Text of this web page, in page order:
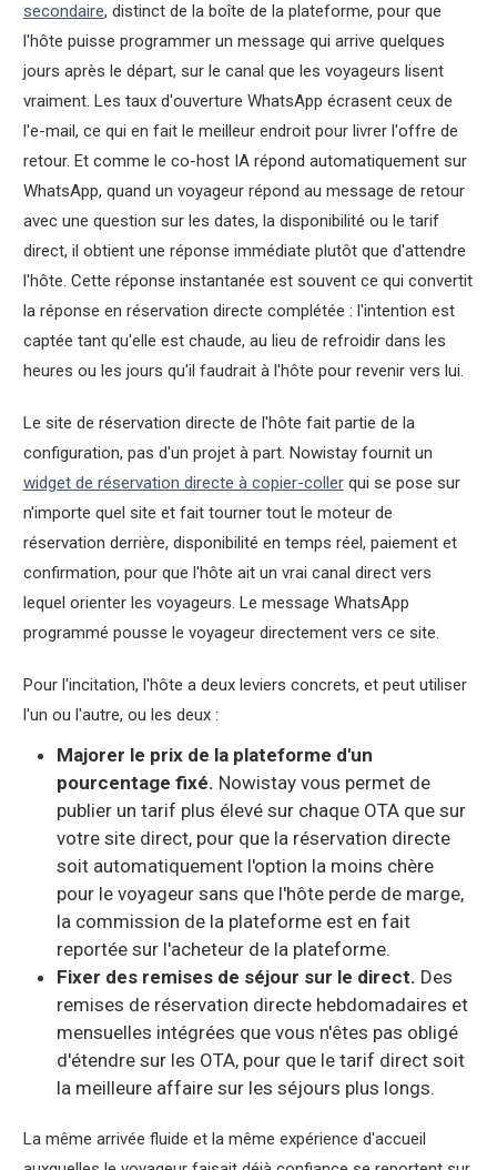
secondaire, distinct de la boîte de la plateforme, pour que
l'hôte puisse programmer un message qui arrive quelques
jours après le départ, sur le canal que les voyageurs lisent
vraiment. Les taux d'ouverture WhatsApp écrasent ceux de
l'e-mail, ce qui en fait le meilleur endroit pour livrer l'offre de
retour. Et comme le co-host IA répond automatiquement sur
WhatsApp, quand un voyageur répond au message de retour
avec une question sur les dates, la disponibilité ou le tarif
direct, il obtient une réponse immédiate plutôt que d'attendre
l'hôte. Cette réponse instantanée est souvent ce qui convertit
la réponse en réservation directe complétée : l'intention est
captée tant qu'elle est chaude, au lieu de refroidir dans les
heures ou les jours qu'il faudrait à l'hôte pour revenir vers lui.
Le site de réservation directe de l'hôte fait partie de la
configuration, pas d'un projet à part. Nowistay fournit un
widget de réservation directe à copier-collerqui se pose sur
n'importe quel site et fait tourner tout le moteur de
réservation derrière, disponibilité en temps réel, paiement et
confirmation, pour que l'hôte ait un vrai canal direct vers
lequel orienter les voyageurs. Le message WhatsApp
programmé pousse le voyageur directement vers ce site.
Pour l'incitation, l'hôte a deux leviers concrets, et peut utiliser
l'un ou l'autre, ou les deux :
Majorer le prix de la plateforme d'un
pourcentage fixé. Nowistay vous permet de
publier un tarif plus élevé sur chaque OTA que sur
votre site direct, pour que la réservation directe
soit automatiquement l'option la moins chère
pour le voyageur sans que l'hôte perde de marge,
la commission de la plateforme est en fait
reportée sur l'acheteur de la plateforme.
Fixer des remises de séjour sur le direct. Des
remises de réservation directe hebdomadaires et
mensuelles intégrées que vous n'êtes pas obligé
d'étendre sur les OTA, pour que le tarif direct soit
la meilleure affaire sur les séjours plus longs.
La même arrivée fluide et la même expérience d'accueil